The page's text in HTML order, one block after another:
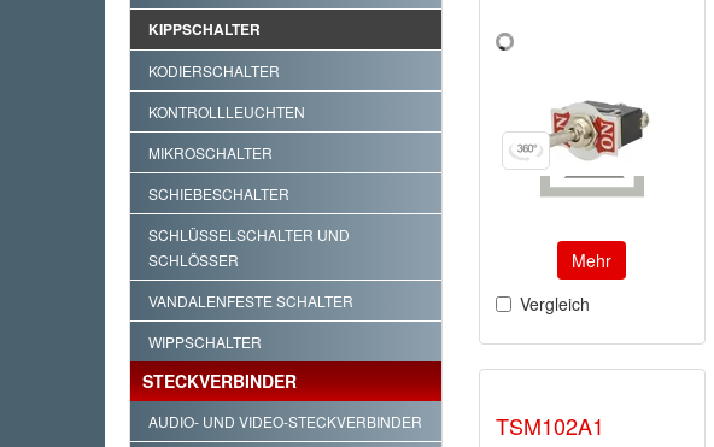
KIPPSCHALTER
KODIERSCHALTER
KONTROLLLEUCHTEN
MIKROSCHALTER
SCHIEBESCHALTER
SCHLÜSSELSCHALTER UND
SCHLÖSSER
VANDALENFESTE SCHALTER
WIPPSCHALTER
STECKVERBINDER
AUDIO- UND VIDEO-STECKVERBINDER
Mehr
Vergleich
TSM102A1